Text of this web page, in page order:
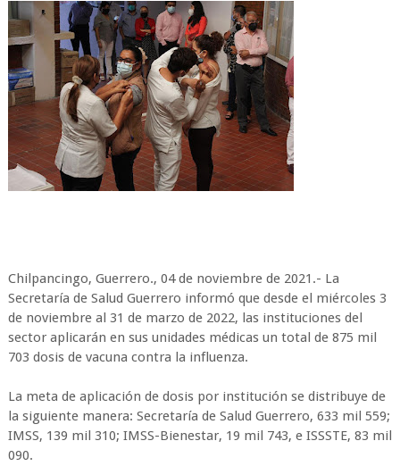
Chilpancingo, Guerrero., 04 de noviembre de 2021.- La
Secretaría de Salud Guerrero informó que desde el miércoles 3
de noviembre al 31 de marzo de 2022, las instituciones del
sector aplicarán en sus unidades médicas un total de 875 mil
703 dosis de vacuna contra la influenza.
La meta de aplicación de dosis por institución se distribuye de
la siguiente manera: Secretaría de Salud Guerrero, 633 mil 559;
IMSS, 139 mil 310; IMSS-Bienestar, 19 mil 743, e ISSSTE, 83 mil
090.